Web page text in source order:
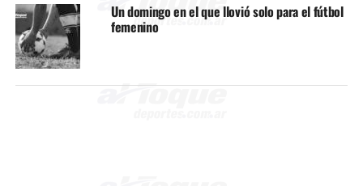
Un domingo en el que llovió solo para el fútbol
femenino